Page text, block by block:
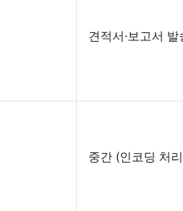
견적서·보고서 발
중간 (인코딩 처